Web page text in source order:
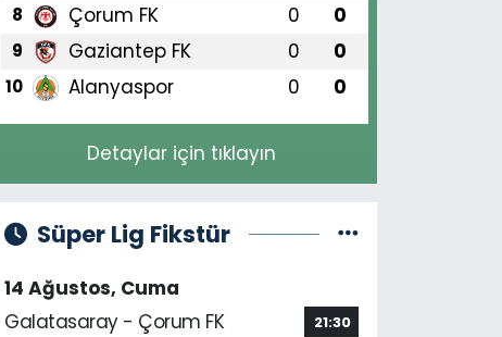
8 Çorum FK 0 0
9 Gaziantep FK 0 0
10 Alanyaspor 0 0
Detaylar için tıklayın
Süper Lig Fikstür
14 Ağustos, Cuma
Galatasaray - Çorum FK
21:30